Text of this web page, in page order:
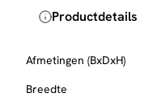
Productdetails
Afmetingen (BxDxH)
Breedte